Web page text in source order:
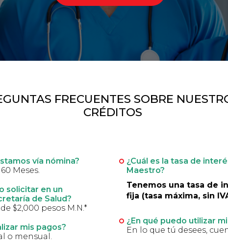
FRECUENTES SOBRE
CRÉDITOS
vía nómina?
Meses.
solicitar en un
de Salud?
$2,000 pesos M.N.*
mis pagos?
o mensual.
¿Cuál es la tasa de
Maestro?
Tenemos una tasa de
fija (tasa máxima, sin
¿En qué puedo utilizar
En lo que tú desees,